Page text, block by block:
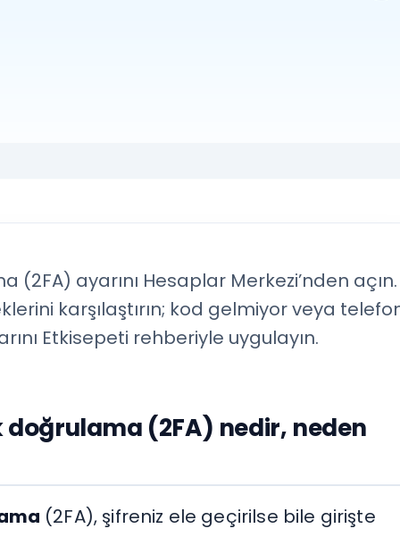
ayarını Hesaplar Merkezi’nden açın.
karşılaştırın; kod gelmiyor veya
Etkisepeti rehberiyle uygulayın.
(2FA) nedir, neden
(2FA), şifreniz ele geçirilse bile girişte